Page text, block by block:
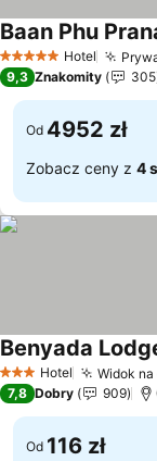
5 KategoriaHotel
Baan Phu
9,3 Znakomity 305
Od 4952 zł
Zobacz ceny z 4
3 Kategoria
Hotel Widok
Benyada
7,8 Dobry 909
Od 116 zł